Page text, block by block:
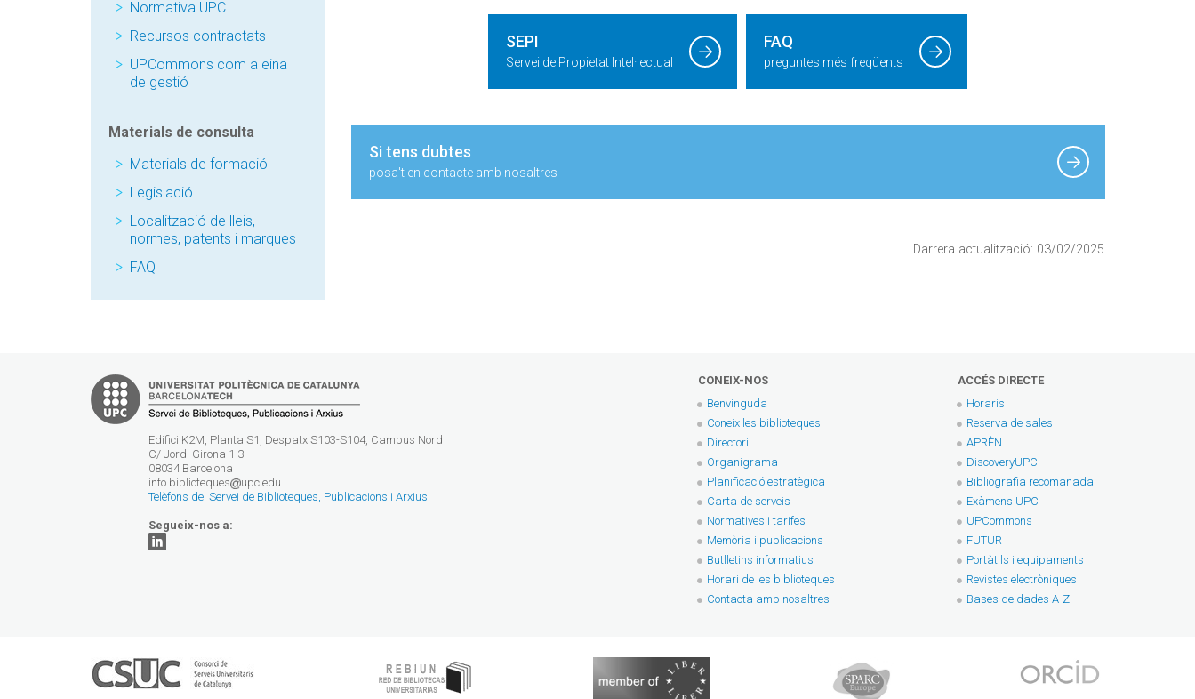
Normativa UPC
Recursos contractats
UPCommons com a eina
de gestió
Materials de consulta
Materials de formació
Legislació
Localització de lleis,
normes, patents i marques
FAQ
SEPI
Servei de Propietat Intel·lectual
FAQ
preguntes més freqüents
Si tens dubtes
posa't en contacte amb nosaltres
Darrera actualització: 03/02/2025
Edifici K2M, Planta S1, Despatx S103-S104, Campus Nord
C/ Jordi Girona 1-3
08034 Barcelona
info.biblioteques
upc.edu
Telèfons del Servei de Biblioteques, Publicacions i Arxius
Segueix-nos a:
CONEIX-NOS
Benvinguda
Coneix les biblioteques
Directori
Organigrama
Planificació estratègica
Carta de serveis
Normatives i tarifes
Memòria i publicacions
Butlletins informatius
Horari de les biblioteques
Contacta amb nosaltres
ACCÉS DIRECTE
Horaris
Reserva de sales
APRÈN
DiscoveryUPC
Bibliografia recomanada
Exàmens UPC
UPCommons
FUTUR
Portàtils i equipaments
Revistes electròniques
Bases de dades A-Z